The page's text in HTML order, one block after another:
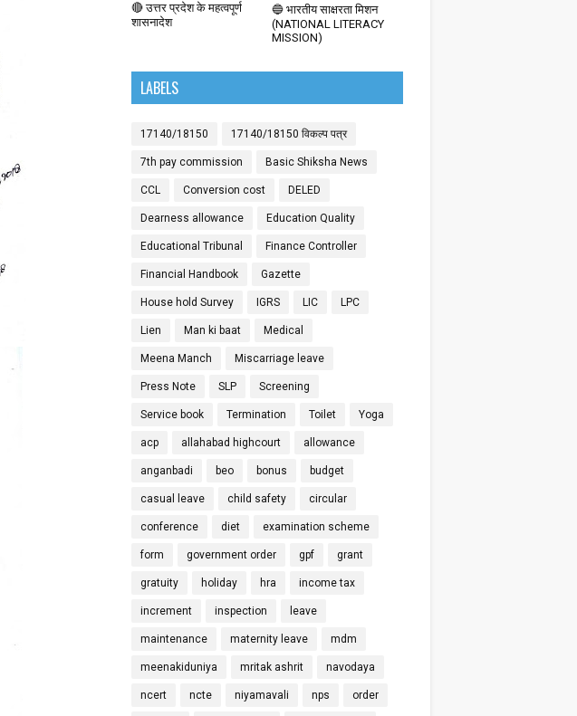
🔴 उत्तर प्रदेश के महत्वपूर्ण
शासनादेश
🔵 भारतीय साक्षरता मिशन
(NATIONAL LITERACY
MISSION)
LABELS
17140/18150 17140/18150 विकल्प पत्र
7th pay commission Basic Shiksha News
CCL Conversion cost DELED
Dearness allowance Education Quality
Educational Tribunal Finance Controller
Financial Handbook Gazette
House hold Survey IGRS LIC LPC
Lien Man ki baat Medical
Meena Manch Miscarriage leave
Press Note SLP Screening
Service book Termination Toilet Yoga
acp allahabad highcourt allowance
anganbadi beo bonus budget
casual leave child safety circular
conference diet examination scheme
form government order gpf grant
gratuity holiday hra income tax
increment inspection leave
maintenance maternity leave mdm
meenakiduniya mritak ashrit navodaya
ncert ncte niyamavali nps order